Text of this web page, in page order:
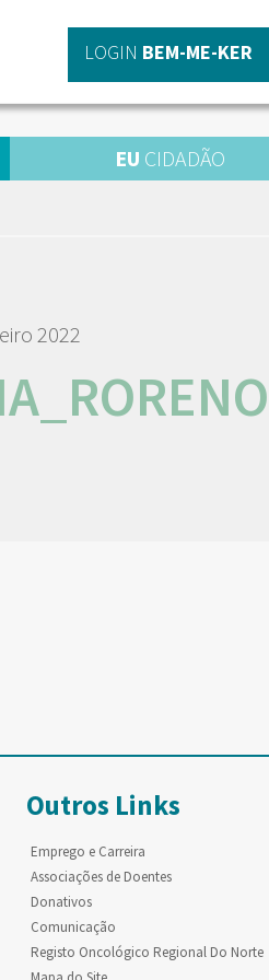
LOGIN BEM-ME-KER
EU CIDADÃO
2022
Outros Links
Emprego e Carreira
Associações de Doentes
Donativos
Comunicação
Registo Oncológico Regional Do Norte